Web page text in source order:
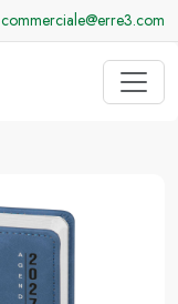
commerciale@erre3.com